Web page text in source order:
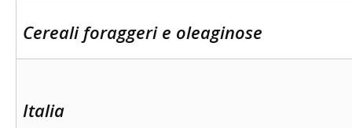
Cereali foraggeri e oleaginose
Italia